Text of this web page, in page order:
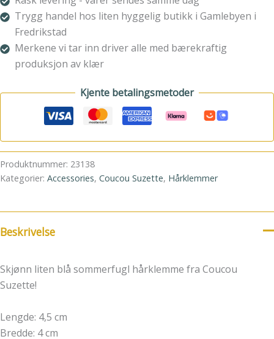
Trygg handel hos liten hyggelig butikk i Gamlebyen i
Fredrikstad
Merkene vi tar inn driver alle med bærekraftig
produksjon av klær
Kjente betalingsmetoder
Produktnummer: 23138
Kategorier: Accessories, Coucou Suzette, Hårklemmer
Beskrivelse
Skjønn liten blå sommerfugl hårklemme fra Coucou
Suzette!
Lengde: 4,5 cm
Bredde: 4 cm